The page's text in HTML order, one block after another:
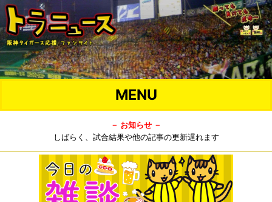
MENU
－ お知らせ －
しばらく、試合結果や他の記事の更新遅れます